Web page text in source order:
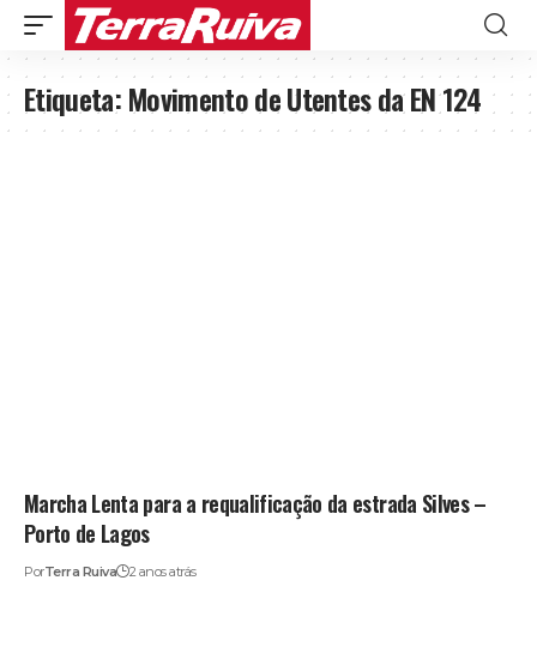
Etiqueta:Movimento de Utentes da EN 124
Marcha Lenta para a requalificação da estrada Silves –
Porto de Lagos
PorTerra Ruiva 2 anos atrás